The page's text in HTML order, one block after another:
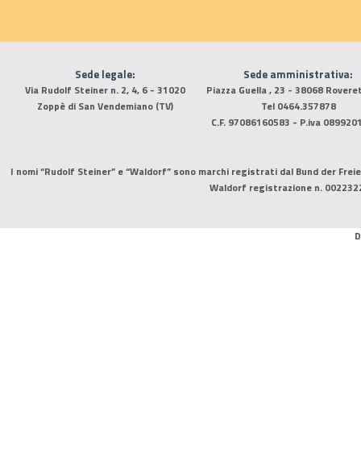
Sede legale:
Via Rudolf Steiner n. 2, 4, 6 - 31020
Zoppè di San Vendemiano (TV)
Sede amministrativa:
Piazza Guella , 23 - 38068
Tel 0464.357878
C.F. 97086160583 - P.iva
I nomi “Rudolf Steiner” e “Waldorf” sono marchi registrati dal Bund der
Waldorf registrazione n.